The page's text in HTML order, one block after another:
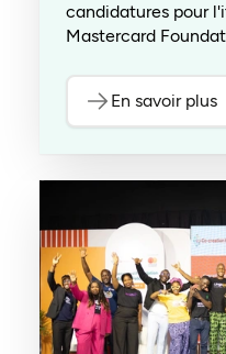
candidatures pour
Mastercard
En savoir plus